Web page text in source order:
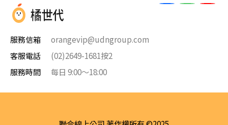
服務信箱
orangevip@udngroup.com
客服電話
(02)2649-1681按2
服務時間
每日 9:00～18:00